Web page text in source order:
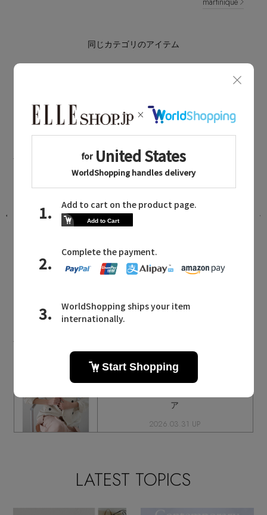
同じカテゴリのアイテム
ニット
martinique NEWS
マルティニークに関連するニュース
ORDER
martinique MAILMAGAZINE
優しいモード感をまとって。「マルテ
ア
2026.03.31 UP
LATEST TOPICS